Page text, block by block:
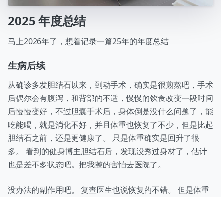
© 2026 YOUR NAME HERE. |
2025 年度总结
马上2026年了，想着记录一篇25年的年度总结
生病后续
从确诊多发胆结石以来，到动手术，确实是很煎熬吧，手术
后偶尔会有腹泻，和背部的不适，慢慢的饮食改变一段时间
后慢慢变好，不过胆囊手术后，身体倒是没什么问题了，能
吃能喝，就是消化不好，并且体重也恢复了不少，但是比起
胆结石之前，还是更健康了。 只是体重确实是回升了很
多。 看到的健身博主胆结石后，发现没秀过身材了，估计
也是差不多状态吧。把我整的害怕去医院了。
没办法的副作用吧。 复查医生也说恢复的不错。 但是体重